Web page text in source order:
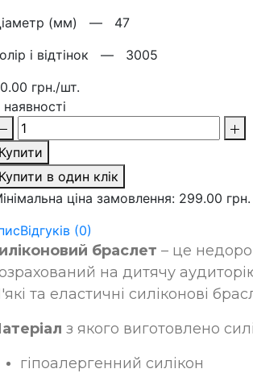
(мм) — 47
і відтінок — 3005
грн./шт.
в один клік
ціна замовлення: 299.00 грн.
Відгуків (0)
браслет – це
на дитячу
та еластичні силіконові
з якого виготовлено
гіпоалергенний силікон